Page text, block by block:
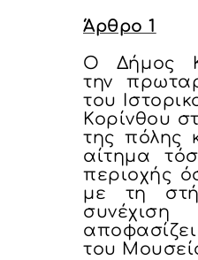
Άρθρο 1
Ο Δήμος
την
του
Κορίνθου
της πόλης
αίτημα
περιοχής
με τη
του